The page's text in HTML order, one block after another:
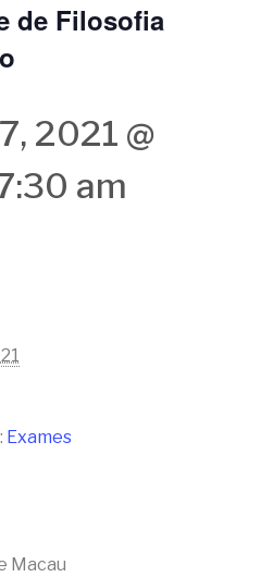
de Filosofia
2021 @
am
Exames
Macau